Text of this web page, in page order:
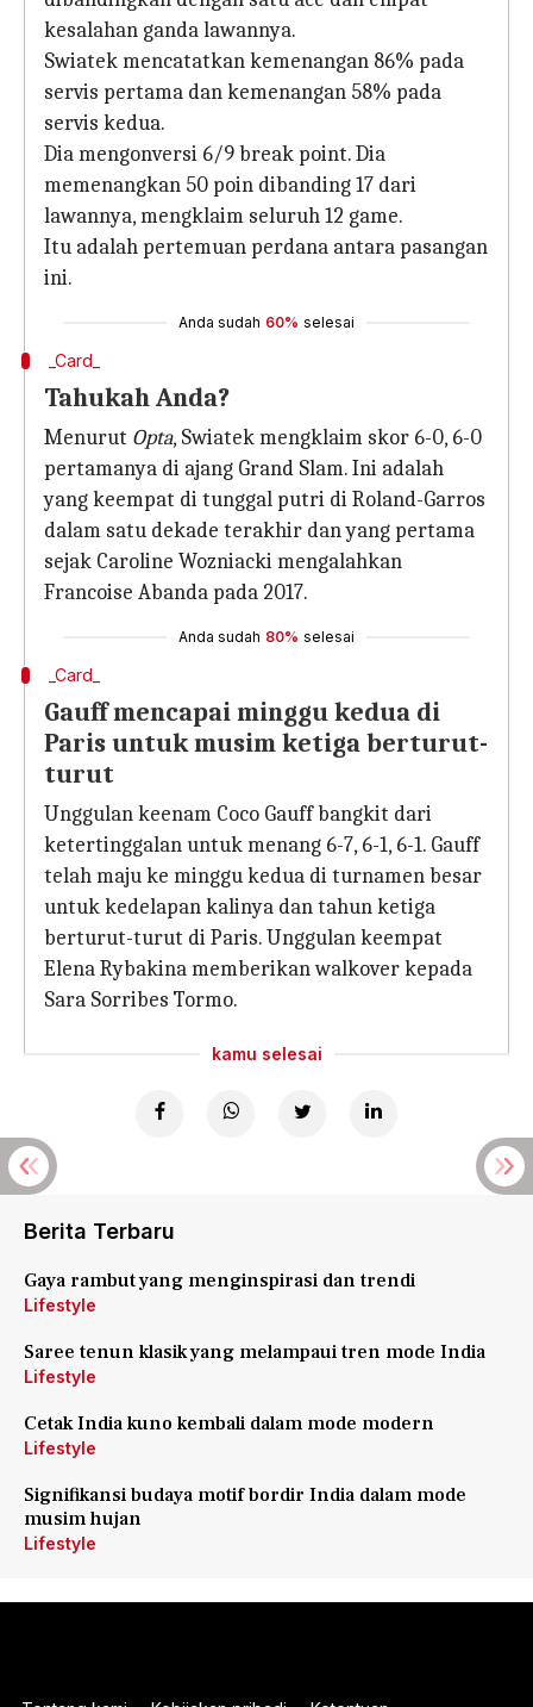
kesalahan ganda lawannya.
Swiatek mencatatkan kemenangan 86% pada
servis pertama dan kemenangan 58% pada
servis kedua.
Dia mengonversi 6/9 break point. Dia
memenangkan 50 poin dibanding 17 dari
lawannya, mengklaim seluruh 12 game.
Itu adalah pertemuan perdana antara pasangan
ini.
Anda sudah 60% selesai
_Card_
Tahukah Anda?
Menurut Opta, Swiatek mengklaim skor 6-0, 6-0
pertamanya di ajang Grand Slam. Ini adalah
yang keempat di tunggal putri di Roland-Garros
dalam satu dekade terakhir dan yang pertama
sejak Caroline Wozniacki mengalahkan
Francoise Abanda pada 2017.
Anda sudah 80% selesai
_Card_
Gauff mencapai minggu kedua di
Paris untuk musim ketiga berturut-
turut
Unggulan keenam Coco Gauff bangkit dari
ketertinggalan untuk menang 6-7, 6-1, 6-1. Gauff
telah maju ke minggu kedua di turnamen besar
untuk kedelapan kalinya dan tahun ketiga
berturut-turut di Paris. Unggulan keempat
Elena Rybakina memberikan walkover kepada
Sara Sorribes Tormo.
kamu selesai
Berita Terbaru
Gaya rambut yang menginspirasi dan trendi
Lifestyle
Saree tenun klasik yang melampaui tren mode India
Lifestyle
Cetak India kuno kembali dalam mode modern
Lifestyle
Signifikansi budaya motif bordir India dalam mode
musim hujan
Lifestyle